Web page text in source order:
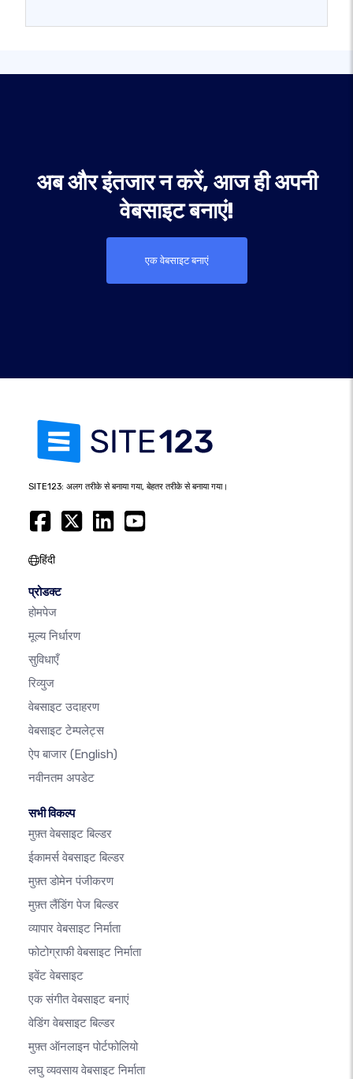
अब और इंतजार न करें, आज ही अपनी
वेबसाइट बनाएं!
एक वेबसाइट बनाएं
SITE123: अलग तरीके से बनाया गया, बेहतर तरीके से बनाया गया।
हिंदी
प्रोडक्ट
होमपेज
मूल्य निर्धारण
सुविधाएँ
रिव्युज
वेबसाइट उदाहरण
वेबसाइट टेम्पलेट्स
ऐप बाजार (English)
नवीनतम अपडेट
सभी विकल्प
मुफ़्त वेबसाइट बिल्डर
ईकामर्स वेबसाइट बिल्डर
मुफ़्त डोमेन पंजीकरण
मुफ़्त लैंडिंग पेज बिल्डर
व्यापार वेबसाइट निर्माता
फोटोग्राफी वेबसाइट निर्माता
इवेंट वेबसाइट
एक संगीत वेबसाइट बनाएं
वेडिंग वेबसाइट बिल्डर
मुफ़्त ऑनलाइन पोर्टफोलियो
लघु व्यवसाय वेबसाइट निर्माता